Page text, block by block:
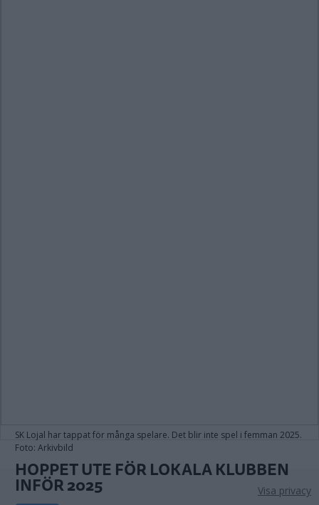
SK Lojal har tappat för många spelare. Det blir inte spel i femman 2025.
Foto: Arkivbild
HOPPET UTE FÖR LOKALA KLUBBEN
INFÖR 2025 Visa privacy